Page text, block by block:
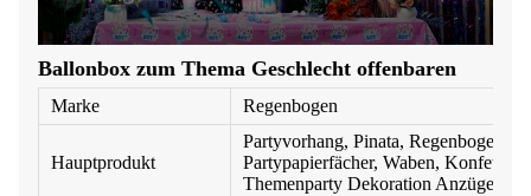
Ballonbox zum Thema Geschlecht offenbaren
Marke Regenbogen
Hauptprodukt
Partyvorhang, Pinata,
Partypapierfächer, Waben, Konfettis,
Themenparty Dekoration Anzüge,